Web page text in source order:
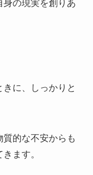
身の現実を創りあ
に、しっかりと
的な不安からも
ます。